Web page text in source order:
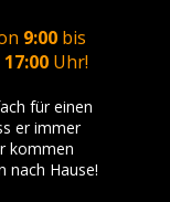
9:00 bis
17:00 Uhr!
für einen
er immer
kommen
nach Hause!